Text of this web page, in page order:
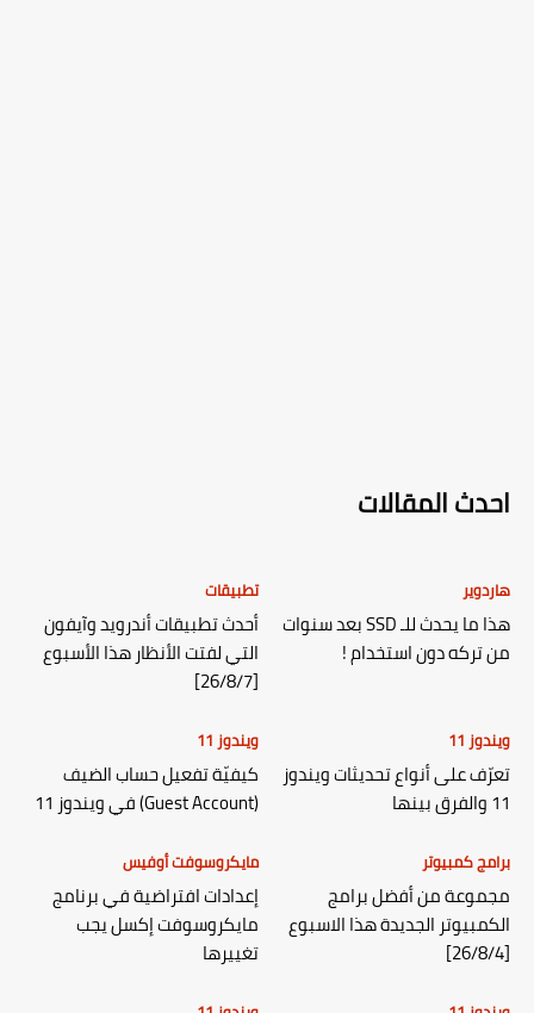
احدث المقالات
هاردوير
هذا ما يحدث للـ SSD بعد سنوات
من تركه دون استخدام !
تطبيقات
أحدث تطبيقات أندرويد وآيفون
التي لفتت الأنظار هذا الأسبوع
[26/8/7]
ويندوز 11
تعرّف على أنواع تحديثات ويندوز
11 والفرق بينها
ويندوز 11
كيفيّة تفعيل حساب الضيف
(Guest Account) في ويندوز 11
برامج كمبيوتر
مجموعة من أفضل برامج
الكمبيوتر الجديدة هذا الاسبوع
[26/8/4]
مايكروسوفت أوفيس
إعدادات افتراضية في برنامج
مايكروسوفت إكسل يجب
تغييرها